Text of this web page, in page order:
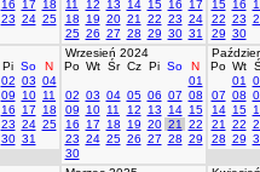
16 17
18
23 24 25
11
12 13 14 15 16
17
18
19 20 21 22 23 24
25 26 27 28 29 30 31
15 16
22 23
29 30
Pi So
N
02 03 04
09 10 11
16 17
18
23 24 25
30 31
Wrzesień 2024
Po Wt Śr Cz Pi So
N
01
02 03 04 05 06 07 08
09
10 11 12 13 14 15
16
17 18 19 20 21
22
23 24 25 26 27 28 29
30
Po Wt
01
07 08
14 15
21
22
28 29